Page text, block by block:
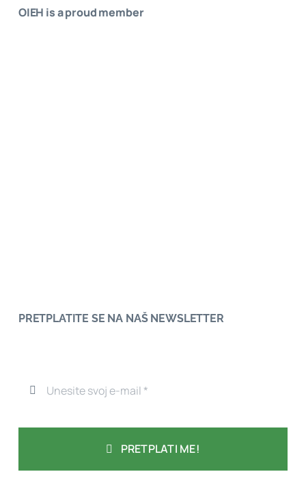
OIEH is a proud member
PRETPLATITE SE NA NAŠ NEWSLETTER
PRETPLATI ME!